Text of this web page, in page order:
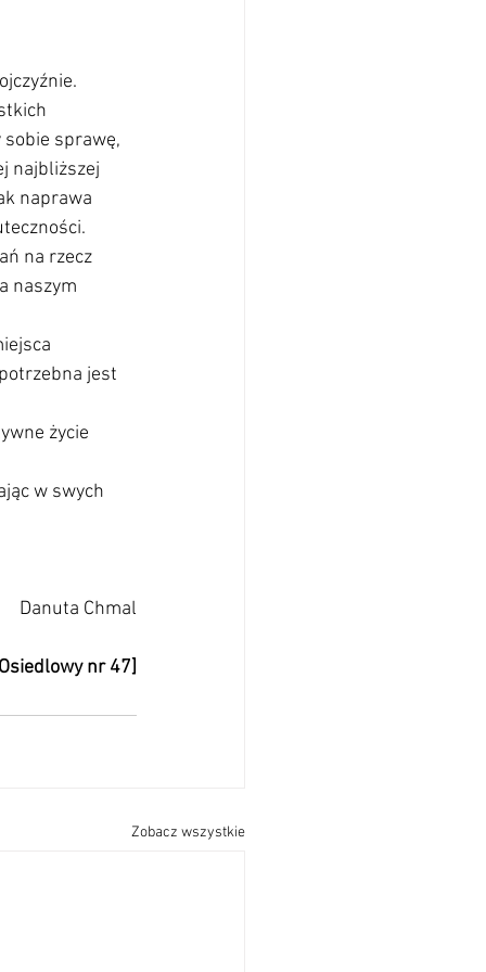
sobie sprawę,
najbliższej
naprawa
na rzecz
naszym
jest
życie
w swych
Danuta Chmal
nr 47]
Zobacz wszystkie